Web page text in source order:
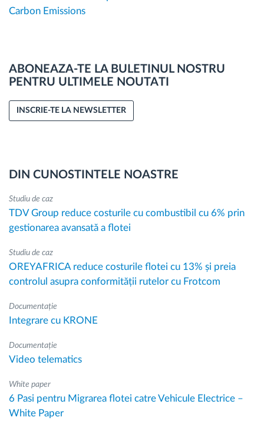
Carbon Emissions
ABONEAZA-TE LA BULETINUL NOSTRU
PENTRU ULTIMELE NOUTATI
INSCRIE-TE LA NEWSLETTER
DIN CUNOSTINTELE NOASTRE
Studiu de caz
TDV Group reduce costurile cu combustibil cu 6% prin
gestionarea avansată a flotei
Studiu de caz
OREYAFRICA reduce costurile flotei cu 13% și preia
controlul asupra conformității rutelor cu Frotcom
Documentație
Integrare cu KRONE
Documentație
Video telematics
White paper
6 Pasi pentru Migrarea flotei catre Vehicule Electrice –
White Paper